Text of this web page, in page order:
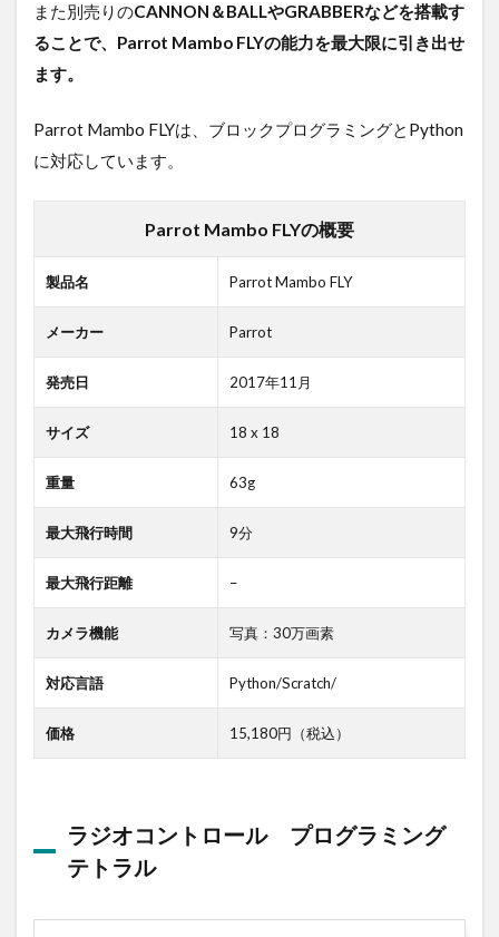
また別売りのCANNON＆BALLやGRABBERなどを搭載す
ることで、Parrot Mambo FLYの能力を最大限に引き出せ
ます。
Parrot Mambo FLYは、ブロックプログラミングとPython
に対応しています。
Parrot Mambo FLYの概要
製品名 Parrot Mambo FLY
メーカー Parrot
発売日 2017年11月
サイズ 18 x 18
重量 63g
最大飛行時間 9分
最大飛行距離 –
カメラ機能 写真：30万画素
対応言語 Python/Scratch/
価格 15,180円（税込）
ラジオコントロール プログラミング
テトラル